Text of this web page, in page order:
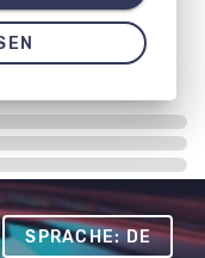
SPRACHE: DE